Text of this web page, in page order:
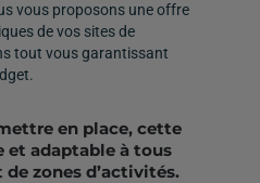
vous proposons une offre
de vos sites de
tout vous garantissant
en place, cette
et adaptable à tous
zones d’activités.